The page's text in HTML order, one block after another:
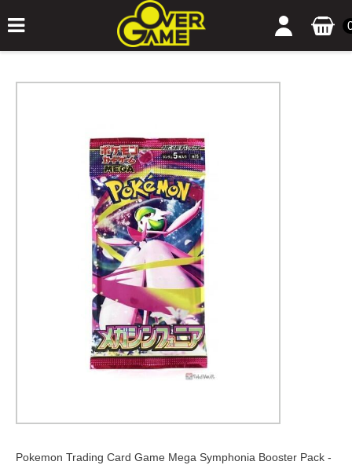
Pokemon Trading Card Game Mega Symphonia Booster Pack -